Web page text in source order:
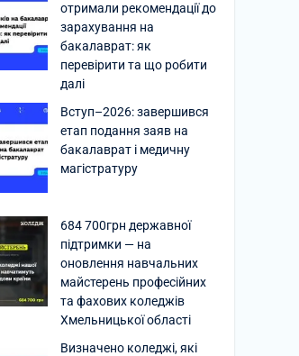
отримали рекомендації до
зарахування на
бакалаврат: як
перевірити та що робити
далі
Вступ–2026: завершився
етап подання заяв на
бакалаврат і медичну
магістратуру
684 700грн державної
підтримки — на
оновлення навчальних
майстерень професійних
та фахових коледжів
Хмельницької області
Визначено коледжі, які